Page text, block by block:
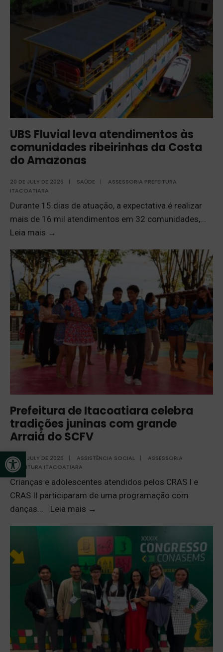
Open toolbar
UBS Fluvial leva atendimentos às
comunidades ribeirinhas da Costa
do Amazonas
20 DE JULY DE 2026 | SAÚDE |
ASSESSORIA PREFEITURA
ITACOATIARA
Durante 15 dias de atuação, a expectativa é realizar
mais de 16 mil atendimentos em 32 comunidades,
Leia mais →
Prefeitura de Itacoatiara celebra
tradições juninas com grande
Arraiá do SCFV
20 DE JULY DE 2026 | ASSISTÊNCIA SOCIAL |
ASSESSORIA
PREFEITURA ITACOATIARA
Crianças e adolescentes atendidos pelos CRAS I e
CRAS II participaram de uma programação com
danças... Leia mais →